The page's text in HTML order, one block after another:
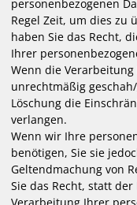
personenbezogenen
Regel Zeit, um dies zu
haben Sie das Recht,
Ihrer
Wenn die
unrechtmäßig
Löschung die
verlangen.
Wenn wir Ihre
benötigen, Sie sie
Geltendmachung von
Sie das Recht, statt